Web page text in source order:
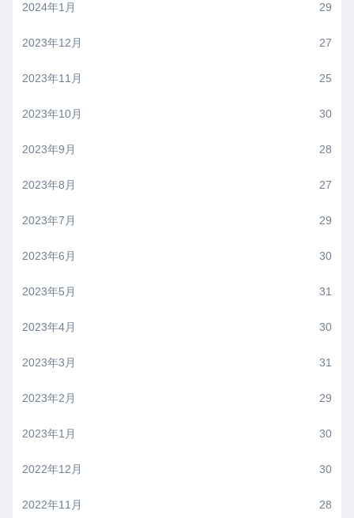
2024年1月 29
2023年12月 27
2023年11月 25
2023年10月 30
2023年9月 28
2023年8月 27
2023年7月 29
2023年6月 30
2023年5月 31
2023年4月 30
2023年3月 31
2023年2月 29
2023年1月 30
2022年12月 30
2022年11月 28